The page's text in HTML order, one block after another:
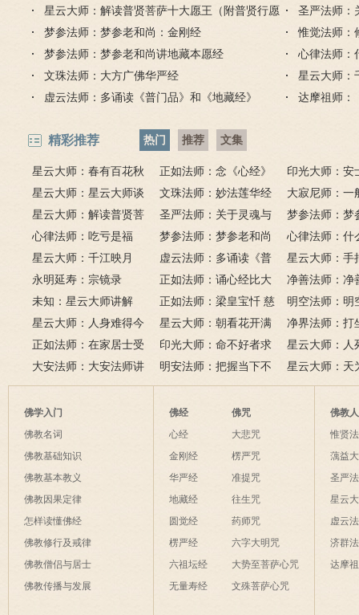
吗？
星云大师：解读普贤菩萨十大愿王（附普贤行愿
品全文）
圣严法师：
梦参法师：梦参老和尚：金刚经
惟觉法师：
梦参法师：梦参老和尚讲地藏本愿经
心律法师：
文珠法师：大方广佛华严经
星云大师：
虚云法师：多诵读《普门品》和《地藏经》
达摩祖师：
精彩推荐 热门 推荐 文集
星云大师：春有百花秋
有月，夏有凉风冬有雪；
若无闲事挂心头，便是人
间好时节。
正如法师：念《心经》
比《大悲咒》更好吗？
印光大师：安
话解
星云大师：星云大师谈
《心经》
文珠法师：妙法莲华经
大寂尼师：一
里可以读诵《
吗？
星云大师：解读普贤菩
萨十大愿王（附普贤行愿
品全文）
圣严法师：关于灵魂与
鬼的终极真相
梦参法师：梦
尚：金刚经
心律法师：吃亏是福
梦参法师：梦参老和尚
讲地藏本愿经
心律法师：什
有缘？
星云大师：千江映月
虚云法师：多诵读《普
门品》和《地藏经》
星云大师：手
满田，低头便
六根清净方为
来是向前。
永明延寿：宗镜录
正如法师：诵心经比大
悲咒功德大吗
净善法师：净
看风水与算命
运？
未知：星云大师讲解
正如法师：梁皇宝忏 慈
悲道场
明空法师：明
《心经》中的
星云大师：人身难得今
已得，佛法难闻今已闻；
此身不向今生度，更向何
生度此身？
星云大师：朝看花开满
树红，暮看花落树还空；
若将花比人间事，花与人
间事一同。
净界法师：打
该怎么念佛？
正如法师：在家居士受
五戒可以搭缦衣吗？
印光大师：命不好者求
美好姻缘，有个简单方
法
星云大师：人
是怎样的？
大安法师：大安法师讲
解
明安法师：把握当下不
后悔
星云大师：天
为毡，日月星
夜间不敢长伸
破海底天。
佛学入门
佛教名词
佛教基础知识
佛教基本教义
佛教因果定律
怎样读懂佛经
佛教修行及戒律
佛教僧侣与居士
佛教传播与发展
佛经
心经
金刚经
华严经
地藏经
圆觉经
楞严经
六祖坛经
无量寿经
佛咒
大悲咒
楞严咒
准提咒
往生咒
药师咒
六字大明咒
大势至菩萨心咒
文殊菩萨心咒
佛教
惟贤
蕅益
圣严
星云
虚云
济群
达摩